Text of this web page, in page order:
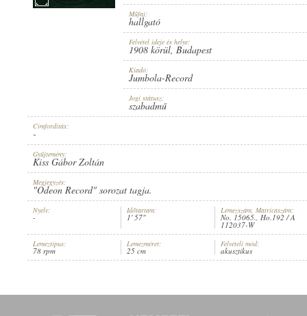
INTERPRET: OLÁH LAJOS (TÁROGATÓ) RADICS BÉLA (BRÁCSA)
JUMBOLA-RECORD
PLATTENAUFNAHME:
Műfaj:
hallgató
Felvétel ideje és helye:
1908 körül, Budapest
Kiadó:
Jumbola-Record
Jogi státusz:
szabadmű
Címfordítás:
-
Gyűjtemény:
Kiss Gábor Zoltán
Megjegyzés:
"Odeon Record" sorozat tagja.
Nyelv:
-
Időtartam:
1' 57"
Lemezszám, Matricaszám:
No. 15065., Ho.192 / A
112037-W
Lemeztípus:
78 rpm
Lemezméret:
25 cm
Felvételi mód:
akusztikus